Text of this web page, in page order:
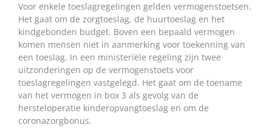
Voor enkele toeslagregelingen gelden vermogenstoetsen.
Het gaat om de zorgtoeslag, de huurtoeslag en het
kindgebonden budget. Boven een bepaald vermogen
komen mensen niet in aanmerking voor toekenning van
een toeslag. In een ministeriële regeling zijn twee
uitzonderingen op de vermogenstoets voor
toeslagregelingen vastgelegd. Het gaat om de toename
van het vermogen in box 3 als gevolg van de
hersteloperatie kinderopvangtoeslag en om de
coronazorgbonus.